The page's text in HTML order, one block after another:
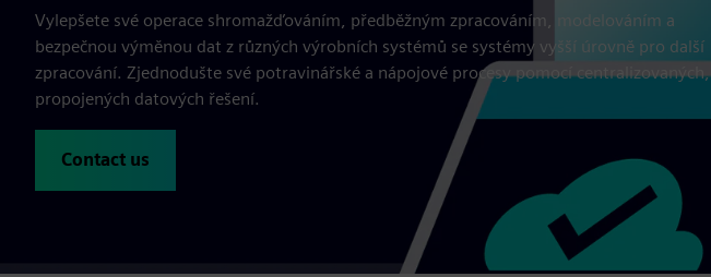
Vylepšete své operace shromažďováním, předběžným zpracováním, modelováním a
bezpečnou výměnou dat z různých výrobních systémů se systémy vyšší úrovně pro další
zpracování. Zjednodušte své potravinářské a nápojové procesy pomocí centralizovaných,
propojených datových řešení.
Contact us